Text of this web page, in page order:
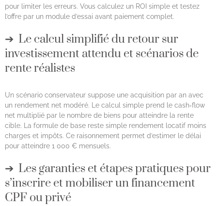
pour limiter les erreurs. Vous calculez un ROI simple et testez
l’offre par un module d’essai avant paiement complet.
Le calcul simplifié du retour sur
investissement attendu et scénarios de
rente réalistes
Un scénario conservateur suppose une acquisition par an avec
un rendement net modéré. Le calcul simple prend le cash‑flow
net multiplié par le nombre de biens pour atteindre la rente
cible. La formule de base reste simple rendement locatif moins
charges et impôts. Ce raisonnement permet d’estimer le délai
pour atteindre 1 000 € mensuels.
Les garanties et étapes pratiques pour
s’inscrire et mobiliser un financement
CPF ou privé